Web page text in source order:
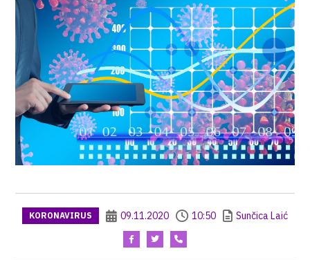
KORONAVIRUS 09.11.2020 10:50 Sunčica Laić